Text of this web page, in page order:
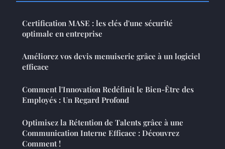
Certification MASE : les clés d'une sécurité
optimale en entreprise
Améliorez vos devis menuiserie grâce à un logiciel
efficace
Comment l'Innovation Redéfinit le Bien-Être des
Employés : Un Regard Profond
Optimisez la Rétention de Talents grâce à une
Communication Interne Efficace : Découvrez
Comment !